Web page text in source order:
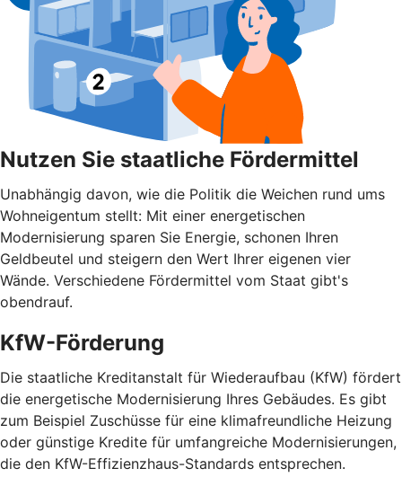
Nutzen Sie staatliche Fördermittel
Unabhängig davon, wie die Politik die Weichen rund ums
Wohnei­gentum stellt: Mit einer energetischen
Modernisierung sparen Sie Energie, schonen Ihren
Geldbeutel und steigern den Wert Ihrer eigenen vier
Wände. Verschiedene Fördermittel vom Staat gibt's
obendrauf.
KfW-Förderung
Die staatliche Kreditanstalt für Wiederaufbau (KfW) fördert
die energetische Modernisierung Ihres Gebäudes. Es gibt
zum Beispiel Zuschüsse für eine klimafreundliche Heizung
oder günstige Kredite für umfangreiche Modernisierungen,
die den KfW-Effizienzhaus-Standards entsprechen.